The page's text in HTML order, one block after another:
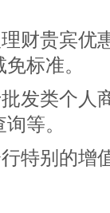
理财贵宾
标准。
批发类个人
等。
特别的增